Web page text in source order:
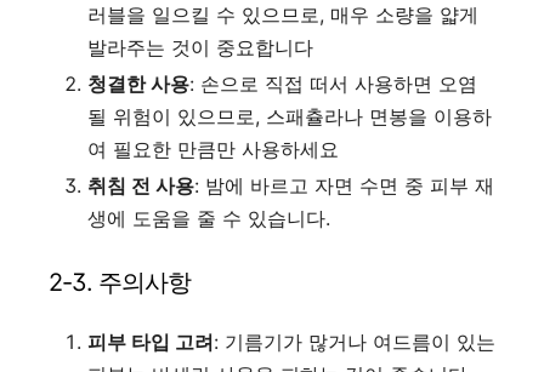
러블을 일으킬 수 있으므로, 매우 소량을 얇게
발라주는 것이 중요합니다
청결한 사용: 손으로 직접 떠서 사용하면 오염
될 위험이 있으므로, 스패츌라나 면봉을 이용하
여 필요한 만큼만 사용하세요
취침 전 사용: 밤에 바르고 자면 수면 중 피부 재
생에 도움을 줄 수 있습니다.
2-3. 주의사항
피부 타입 고려: 기름기가 많거나 여드름이 있는